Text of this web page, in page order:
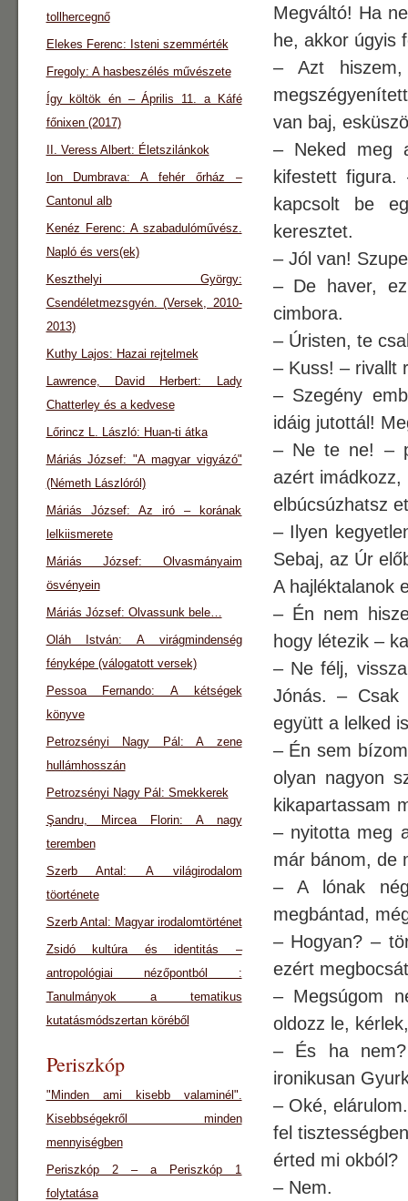
Megváltó! Ha
he, akkor úgyis
– Azt
van baj,
– Neked meg
kifestett
kapcsolt be
keresztet.
– Jól van!
– De haver,
cimbora.
– Úristen, te
– Kuss! – rivallt
– Szegény
idáig jutottál!
– Ne te ne! –
azért
elbúcsúzhatsz
– Ilyen
Se­baj, az Úr
A hajléktalanok
– Én nem
hogy létezik –
– Ne félj,
Jónás. – Csak
együtt a lelked
– Én sem
olyan nagyon
kikapartassam
– nyitotta meg
már bánom, de
– A lónak
megbántad,
– Hogyan? –
ezért
– Megsúgom
oldozz le,
– És ha nem?
ironikusan
– Oké,
fel
érted mi okból?
– Nem.
tollhercegnő
Elekes Ferenc: Isteni szemmérték
Fregoly: A hasbeszélés művészete
Így költök én – Április 11. a Káfé
főnixen (2017)
II. Veress Albert: Életszilánkok
Ion Dumbrava: A fehér őrház –
Cantonul alb
Kenéz Ferenc: A szabadulóművész.
Napló és vers(ek)
Keszthelyi György:
Csendéletmezsgyén. (Versek, 2010-
2013)
Kuthy Lajos: Hazai rejtelmek
Lawrence, David Herbert: Lady
Chatterley és a kedvese
Lőrincz L. László: Huan-ti átka
Máriás József: "A magyar vigyázó"
(Németh Lászlóról)
Máriás József: Az iró – korának
lelkiismerete
Máriás József: Olvasmányaim
ösvényein
Máriás József: Olvassunk bele…
Oláh István: A virágmindenség
fényképe (válogatott versek)
Pessoa Fernando: A kétségek
könyve
Petrozsényi Nagy Pál: A zene
hullámhosszán
Petrozsényi Nagy Pál: Smekkerek
Şandru, Mircea Florin: A nagy
teremben
Szerb Antal: A világirodalom
töorténete
Szerb Antal: Magyar irodalomtörténet
Zsidó kultúra és identitás –
antropológiai nézőpontból :
Tanulmányok a tematikus
kutatásmódszertan köréből
Periszkóp
"Minden ami kisebb valaminél".
Kisebbségekről minden
mennyiségben
Periszkóp 2 – a Periszkóp 1
folytatása